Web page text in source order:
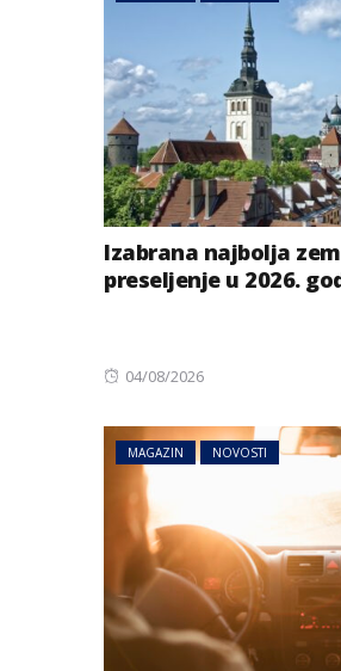
Izabrana najbolja
preseljenje u 2026.
Posted
04/08/2026
MAGAZIN NOVOSTI